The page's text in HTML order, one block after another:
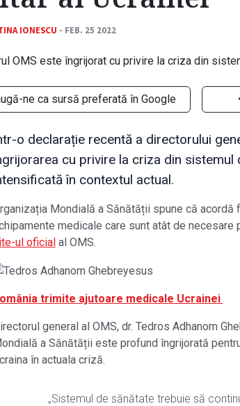
IONESCU - FEB. 25 2022
ne ca sursă preferată în Google
o declarație recentă a directorului
cu privire la criza din sistemul
în contextul actual.
Mondială a Sănătății spune că acordă
medicale care sunt atât de necesare
ul oficialal OMS.
trimite ajutoare medicale Ucrainei
general al OMS, dr. Tedros Adhanom
a Sănătății este profund îngrijorată
în actuala criză.
„Sistemul de sănătate trebuie să